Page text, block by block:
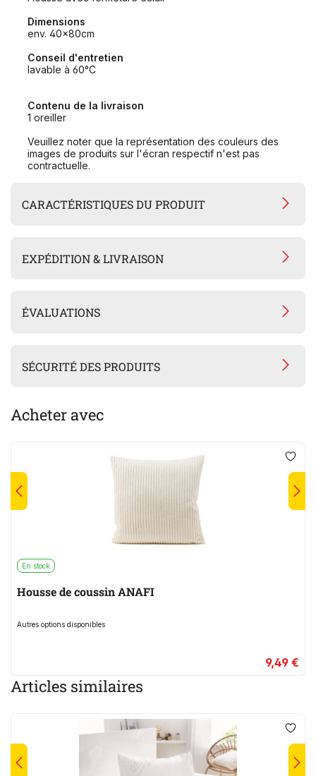
Dimensions
env. 40x80cm
Conseil d'entretien
lavable à 60°C
Contenu de la livraison
1 oreiller
Veuillez noter que la représentation des couleurs des
images de produits sur l'écran respectif n'est pas
contractuelle.
CARACTÉRISTIQUES DU PRODUIT
EXPÉDITION & LIVRAISON
ÉVALUATIONS
SÉCURITÉ DES PRODUITS
Acheter avec
En stock
Housse de coussin ANAFI
Autres options disponibles
9,49 €
Articles similaires